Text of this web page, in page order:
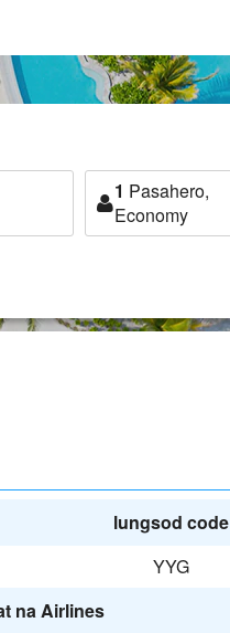
1 Pasahero,
Economy
lungsod code
YYG
na Airlines